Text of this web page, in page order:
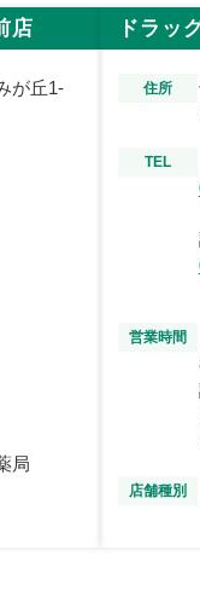
店
が丘1-
局
ドラッ
住所
TEL
営業時間
店舗種別